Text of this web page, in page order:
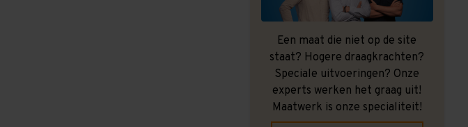
Een maat die niet op de site
staat? Hogere draagkrachten?
Speciale uitvoeringen? Onze
experts werken het graag uit!
Maatwerk is onze specialiteit!